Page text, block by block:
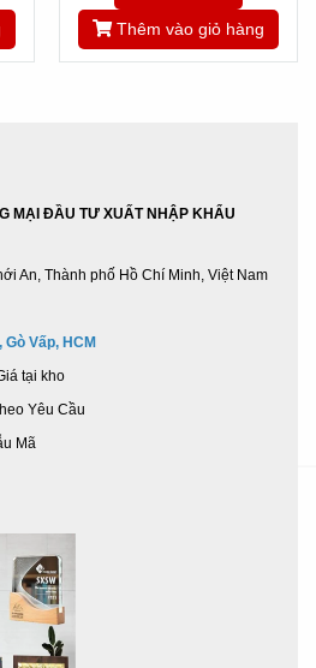
Thêm vào giỏ hàng
MẠI ĐẦU TƯ XUẤT NHẬP KHẨU
An, Thành phố Hồ Chí Minh, Việt Nam
Vấp, HCM
tại kho
Yêu Cầu
Mã